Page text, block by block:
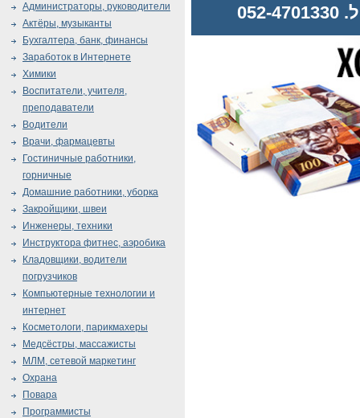
Администраторы, руководители
Актёры, музыканты
Бухгалтера, банк, финансы
Заработок в Интернете
Химики
Воспитатели, учителя,
преподаватели
Водители
Врачи, фармацевты
Гостиничные работники,
горничные
Домашние работники, уборка
Закройщики, швеи
Инженеры, техники
Инструктора фитнес, аэробика
Кладовщики, водители
погрузчиков
Компьютерные технологии и
интернет
Косметологи, парикмахеры
Медсёстры, массажисты
МЛМ, сетевой маркетинг
Охрана
Повара
Программисты